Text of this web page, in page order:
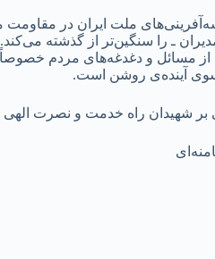
ملت ایران در
ـ را سنگین‌تر از گذشته
از مسائل و دغدغه‌های مردم
آینده‌ی روشن است.
شهیدان راه خدمت و نصرت الهی